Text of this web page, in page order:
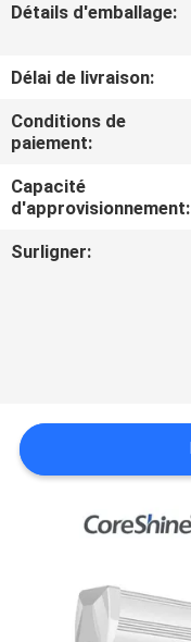
DE
QUALITÉ
CONTACTEZ-
NOUS
DEMANDEZ
Détails d'emballage:
Délai de livraison:
Conditions de
paiement:
Capacité
d'approvisionnement:
Surligner: